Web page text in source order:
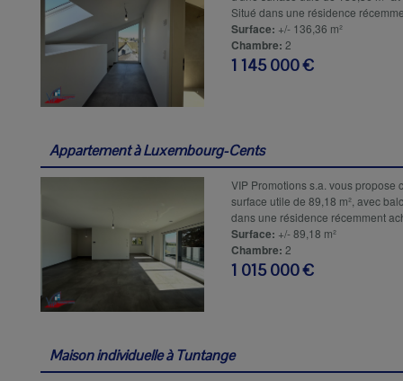
Situé dans une résidence
Surface: +/- 136,36 m²
Chambre: 2
1 145 000 €
Appartement àLuxembourg-Cents
VIP Promotions s.a. vous propose
surface utile de 89,18 m², avec
dans une résidence récemment
Surface: +/- 89,18 m²
Chambre: 2
1 015 000 €
Maison individuelle àTuntange